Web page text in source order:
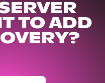
TO ADD
Ready